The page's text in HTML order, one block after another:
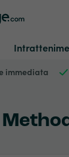
immediata